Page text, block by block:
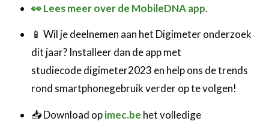
👀 Lees meerover de MobileDNA app.
📱 Wil je deelnemen aan het Digimeter onderzoek
dit jaar? Installeer dan de app met
studiecode digimeter2023 en help ons de trends
rond smartphonegebruik verder op te volgen!
📥 Download opimec.be het volledige